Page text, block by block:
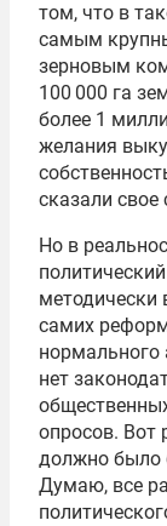
том, что в
самым
зерновым
100 000 га
более 1
желания
сказали свое
Но в
методически
самих
нормального
нет
опросов. Вот
должно было
Думаю, все